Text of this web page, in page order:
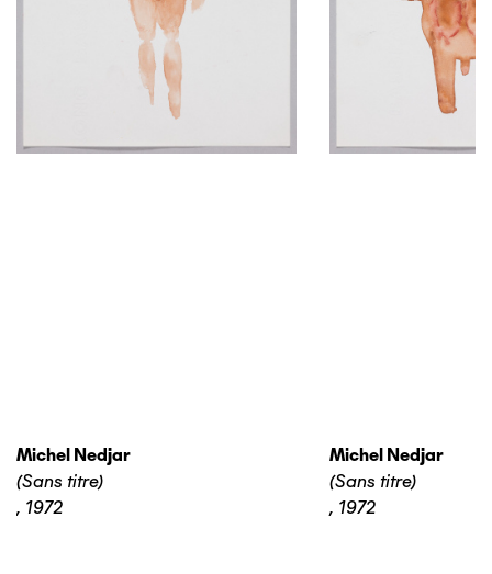
Michel Nedjar
(Sans titre)
, 1972
Michel Nedjar
(Sans titre)
, 1972